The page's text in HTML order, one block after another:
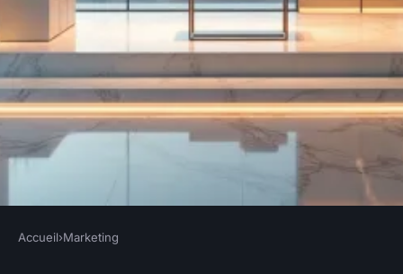
Accueil›Marketing